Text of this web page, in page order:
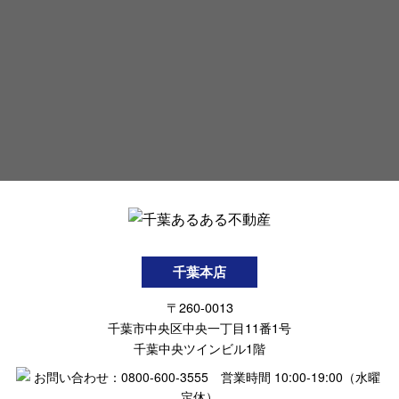
千葉本店
〒260-0013
千葉市中央区中央一丁目11番1号
千葉中央ツインビル1階